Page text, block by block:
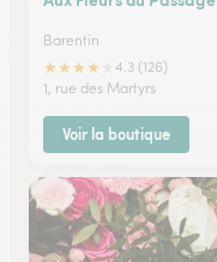
Barentin
★★★★
4.3 (126)
1, rue des Martyrs
Voir la boutique